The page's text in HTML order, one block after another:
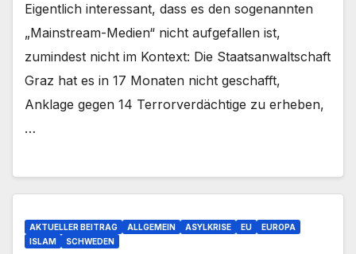
Eigentlich interessant, dass es den sogenannten
„Mainstream-Medien“ nicht aufgefallen ist,
zumindest nicht im Kontext: Die Staatsanwaltschaft
Graz hat es in 17 Monaten nicht geschafft,
Anklage gegen 14 Terrorverdächtige zu erheben,
…
AKTUELLER BEITRAG ALLGEMEIN ASYLKRISE EU
EUROPA
ISLAM
SCHWEDEN